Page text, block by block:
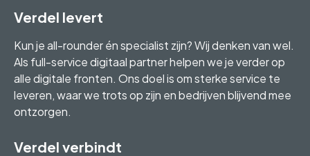
Verdel levert
Kun je all-rounder én specialist zijn? Wij denken van wel.
Als full-service digitaal partner helpen we je verder op
alle digitale fronten. Ons doel is om sterke service te
leveren, waar we trots op zijn en bedrijven blijvend mee
ontzorgen.
Verdel verbindt